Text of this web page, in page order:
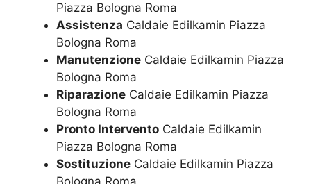
Piazza Bologna Roma
Assistenza Caldaie Edilkamin Piazza
Bologna Roma
Manutenzione Caldaie Edilkamin Piazza
Bologna Roma
Riparazione Caldaie Edilkamin Piazza
Bologna Roma
Pronto Intervento Caldaie Edilkamin
Piazza Bologna Roma
Sostituzione Caldaie Edilkamin Piazza